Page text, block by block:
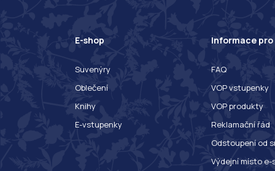
E-shop
Suvenýry
Oblečení
Knihy
E-vstupenky
Informace pro
FAQ
VOP vstupenky
VOP produkty
Reklamační řád
Odstoupení od
Výdejní místo e-